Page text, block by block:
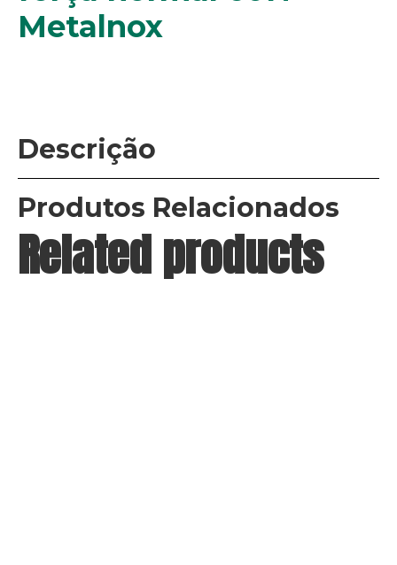
Metalnox
Descrição
Produtos Relacionados
Related products